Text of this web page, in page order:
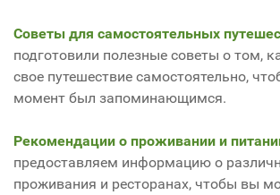
Советы для самостоятельных
подготовили полезные советы о том,
свое путешествие самостоятельно,
момент был запоминающимся.
Рекомендации о проживании и
предоставляем информацию о
проживания и ресторанах, чтобы вы